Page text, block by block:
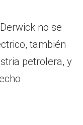
no se
también
petrolera, y